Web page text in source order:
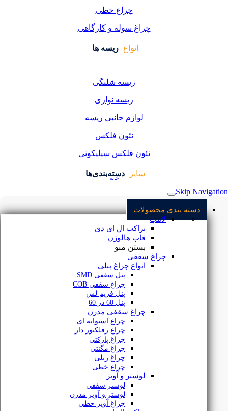
چراغ خطی
چراغ سوله و کارگاهی
انواع ریسه ها
ریسه شلنگی
ریسه نواری
لوازم جانبی ریسه
نئون فلکس
نئون فلکس سیلیکونی
سایر دسته‌بندی‌ها
نور و روشنایی
مجله الکتروشید
قوانین ما
درباره ما
تماس با ما
تضمین بهترین قیمت
مشاوره خرید
خانه
Skip Navigation
دسته بندی محصولات
لامپ
براکت ال ای دی
قاب هالوژن
بستن منو
چراغ سقفی
انواع چراغ پنلی
پنل سقفی SMD
چراغ سقفی COB
پنل فریم لس
پنل 60 در 60
چراغ سقفی مدرن
چراغ استوانه ای
چراغ رفلکتور دار
چراغ پارکتی
چراغ مگنتی
چراغ ریلی
چراغ خطی
لوستر و آویز
لوستر سقفی
لوستر و آویز مدرن
چراغ آویز خطی